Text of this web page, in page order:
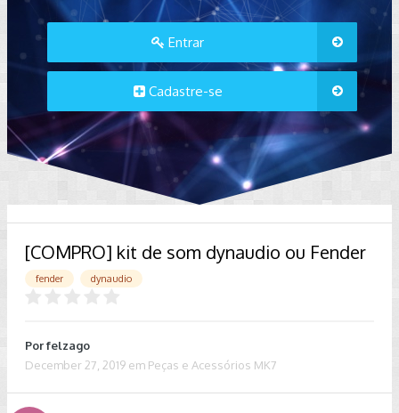
Entrar
Cadastre-se
[COMPRO] kit de som dynaudio ou Fender
fender dynaudio
Porfelzago
December 27, 2019 em Peças e Acessórios MK7